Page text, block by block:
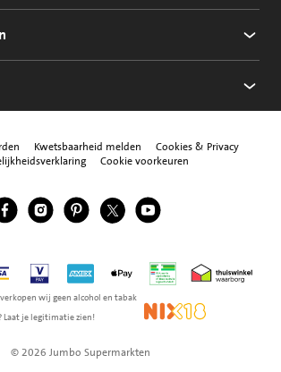
Kwetsbaarheid melden
Cookies & Privacy
Cookie voorkeuren
onsFacebook
Jumbo Instagram
Jumbo Pinterest
Jumbo Twitter
Jumbo YouTube
Vpay American Express
Apple Pay Thuiswinkel
wij geen alcohol en tabak
Laat je legitimatie zien!
NIX18
© 2026 Jumbo Supermarkten